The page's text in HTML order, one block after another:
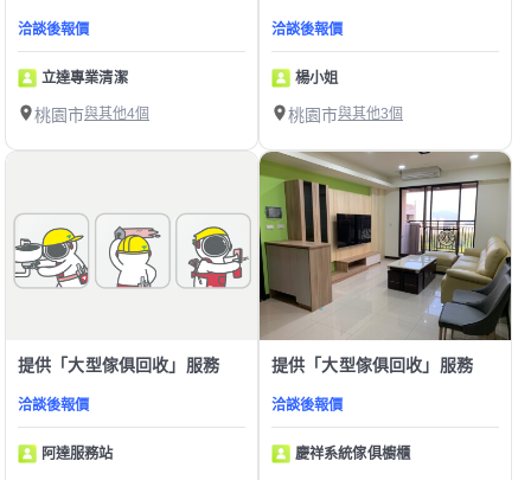
洽談後報價
立達專業清潔
桃園市與其他4個
洽談後報價
楊小姐
桃園市與其他3個
提供「大型傢俱回收」服務
洽談後報價
阿達服務站
提供「大型傢俱回收」服務
洽談後報價
慶祥系統傢俱櫥櫃